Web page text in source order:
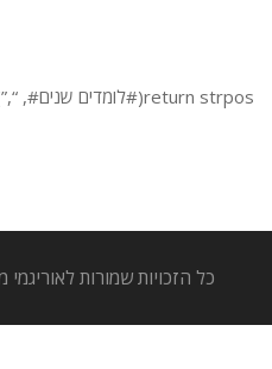
return strpos(#לומדים שנים#, “,”);
כל הזכויות שמורות לאוריגמי